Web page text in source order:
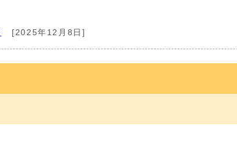
[2025年12月8日]